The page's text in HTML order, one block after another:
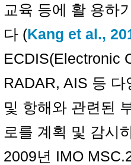
교육 등에 활 용하
다 (Kang et al.,
ECDIS(Electronic
RADAR, AIS 등
및 항해와 관련된
로를 계획 및 감시
2009년 IMO